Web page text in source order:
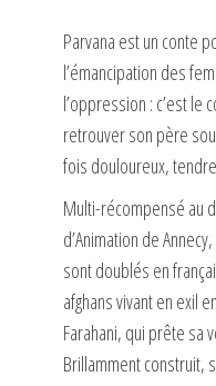
Parvana est un conte
l’émancipation des
l’oppression : c’est le
retrouver son père
fois douloureux,
Multi-récompensé au
d’Animation de
sont doublés en
afghans vivant en exil
Farahani, qui prête sa
Brillamment construit,